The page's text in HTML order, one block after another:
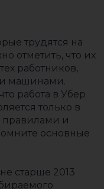
трудятся на
отметить, что их
работников,
машинами.
работа в Убер
только в
правилами и
основные
старше 2013